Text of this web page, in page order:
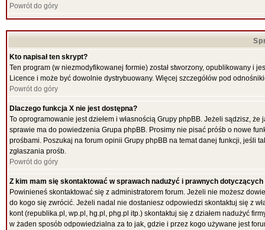
Powrót do góry
Kto napisał ten skrypt?
Ten program (w niezmodyfikowanej formie) został stworzony, opublikowany i
Licence i może być dowolnie dystrybuowany. Więcej szczegółów pod
Powrót do góry
Dlaczego funkcja X nie jest dostępna?
To oprogramowanie jest dziełem i własnością Grupy phpBB. Jeżeli sądzisz,
sprawie ma do powiedzenia Grupa phpBB. Prosimy nie pisać próśb o nowe
prośbami. Poszukaj na forum opinii Grupy phpBB na temat danej funkcji, jeśli
zgłaszania prośb.
Powrót do góry
Z kim mam się skontaktować w sprawach nadużyć i prawnych
Powinieneś skontaktować się z administratorem forum. Jeżeli nie możesz
do kogo się zwrócić. Jeżeli nadal nie dostaniesz odpowiedzi skontaktuj się z
kont (republika.pl, wp.pl, hg.pl, phg.pl itp.) skontaktuj się z działem nadużyć
w żaden sposób odpowiedzialna za to jak, gdzie i przez kogo używane jest